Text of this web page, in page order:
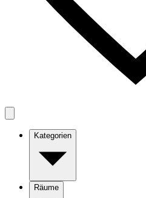
Kategorien
Räume